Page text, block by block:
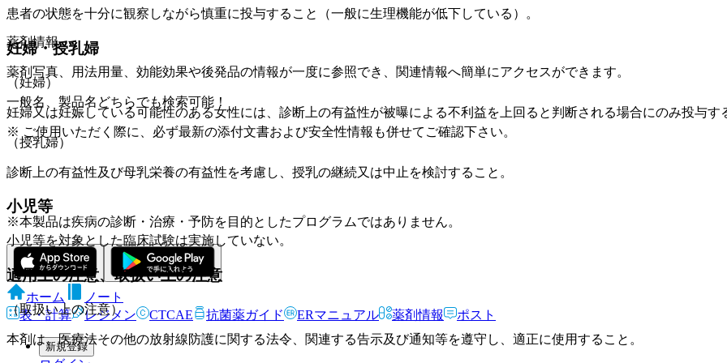
患者の状態を十分に観察しながら慎重に投与すること（一般に生理機能が低下している）。
妊婦・授乳婦
（妊婦）
妊婦又は妊娠している可能性のある女性には、診断上の有益性が被曝による不利益を上回ると判断される場合にのみ投与す
（授乳婦）
診断上の有益性及び母乳栄養の有益性を考慮し、授乳の継続又は中止を検討すること。
小児等
小児等を対象とした臨床試験は実施していない。
適用上の注意、取扱い上の注意
（取扱い上の注意）
本剤は、医療法その他の放射線防護に関する法令、関連する告示及び通知等を遵守し、適正に使用すること。
薬剤情報
薬剤写真、用法用量、効能効果や後発品の情報が一度に参照でき、関連情報へ簡単にアクセスができます。
一般名、製品名どちらでも検索可能！
※ ご使用いただく際に、必ず最新の添付文書および安全性情報も併せてご確認下さい。
※本製品は疾病の診断・治療・予防を目的としたプログラムではありません。
ホーム
ノート
表・計算
レジメン CTCAE 抗菌薬ガイド ERマニュアル 薬剤情報 ポスト
新規登録